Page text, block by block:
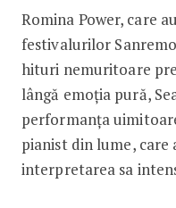
Romina Power, care
festivalurilor
hituri nemuritoare
lângă emoția pură,
performanța
pianist din lume,
interpretarea sa